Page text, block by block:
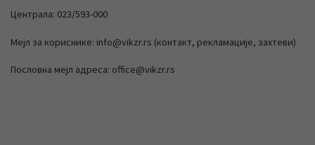
Централа: 023/593-000
Мејл за кориснике: info@vikzr.rs (контакт, рекламације, захтеви)
Пословна мејл адреса: office@vikzr.rs